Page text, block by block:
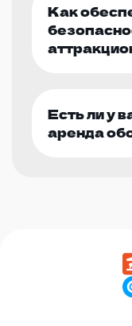
Как
Есть ли у
аренда